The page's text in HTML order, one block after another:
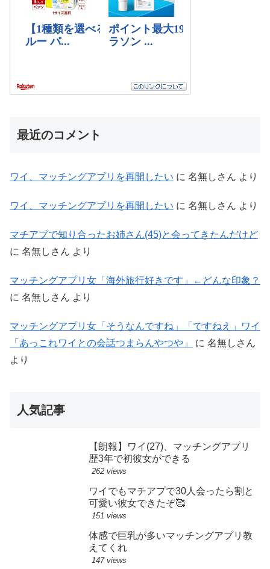
最近のコメント
ワイ、マッチングアプリを再開したい に 名無しさん より
ワイ、マッチングアプリを再開したい に 名無しさん より
マチアプで知り合ったお姉さん(45)と会ってきたんだけど
に 名無しさん より
マッチングアプリ女「海外旅行好きです」←どんな印象？
に 名無しさん より
マッチングアプリ女「そうなんですね」「ですねえ」ワイ
「あっこれワイとの会話つまらんやつや」
に 名無しさん
より
人気記事
【朗報】ワイ(27)、マッチングアプリ
歴3年で初彼女ができる
262 views
ワイでもマチアプで30人会ったら割と
可愛い彼女できたぞ🥰
151 views
体感で巨乳が多いマッチングアプリ教
えてくれ
147 views